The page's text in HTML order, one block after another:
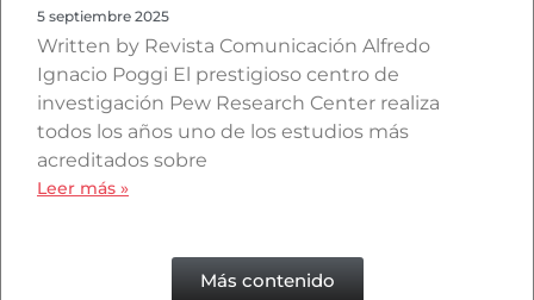
5 septiembre 2025
Written by Revista Comunicación Alfredo
Ignacio Poggi El prestigioso centro de
investigación Pew Research Center realiza
todos los años uno de los estudios más
acreditados sobre
Leer más »
Más contenido